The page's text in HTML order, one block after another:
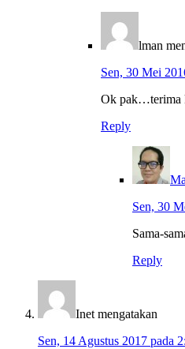
lman
Sen, 30 Mei
Ok pak…terima
Reply
Sen, 30
Sama-
Reply
Inet mengatakan
Sen, 14 Agustus 2017 pada